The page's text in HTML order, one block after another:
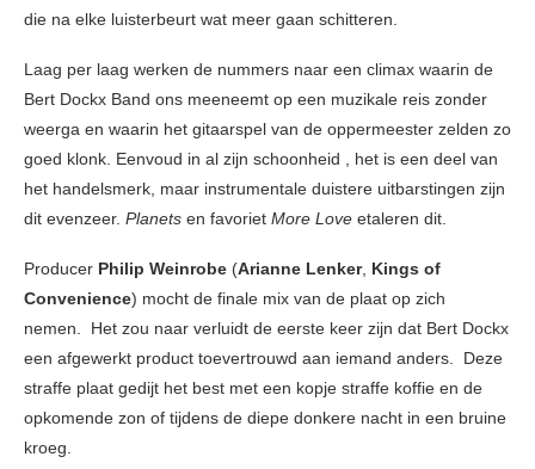
die na elke luisterbeurt wat meer gaan schitteren.
Laag per laag werken de nummers naar een climax waarin de
Bert Dockx Band ons meeneemt op een muzikale reis zonder
weerga en waarin het gitaarspel van de oppermeester zelden zo
goed klonk. Eenvoud in al zijn schoonheid , het is een deel van
het handelsmerk, maar instrumentale duistere uitbarstingen zijn
dit evenzeer. Planets en favoriet More Love etaleren dit.
Producer Philip Weinrobe (Arianne Lenker, Kings of
Convenience) mocht de finale mix van de plaat op zich
nemen. Het zou naar verluidt de eerste keer zijn dat Bert Dockx
een afgewerkt product toevertrouwd aan iemand anders. Deze
straffe plaat gedijt het best met een kopje straffe koffie en de
opkomende zon of tijdens de diepe donkere nacht in een bruine
kroeg.